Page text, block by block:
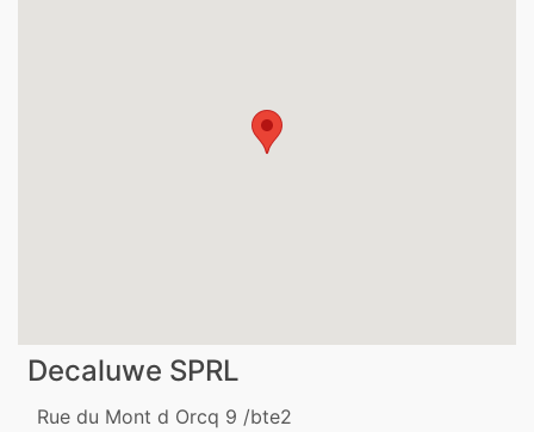
Decaluwe SPRL
Rue du Mont d Orcq 9 /bte2